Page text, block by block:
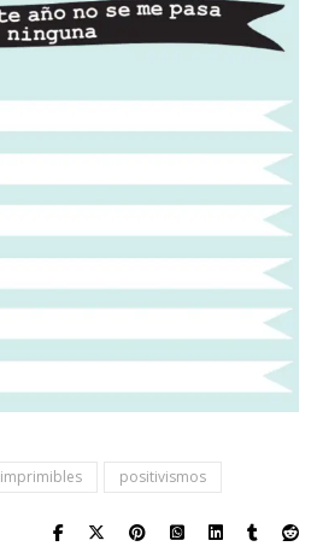
imprimibles positivismos